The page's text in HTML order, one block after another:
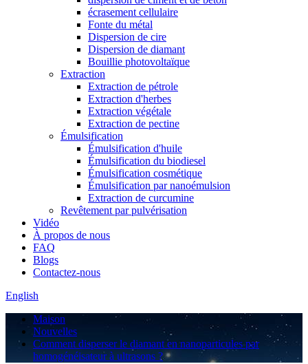
écrasement cellulaire
Fonte du métal
Dispersion de cire
Dispersion de diamant
Bouillie photovoltaïque
Extraction
Extraction de pétrole
Extraction d'herbes
Extraction végétale
Extraction de pectine
Émulsification
Émulsification d'huile
Émulsification du biodiesel
Émulsification cosmétique
Émulsification par nanoémulsion
Extraction de curcumine
Revêtement par pulvérisation
Vidéo
À propos de nous
FAQ
Blogs
Contactez-nous
English
Maison
Nouvelles
Comment disperser le diamant en nanoparticules par
homogénéisateur à ultrasons ?